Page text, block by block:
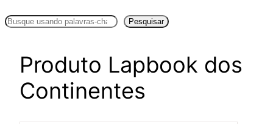
Pesquisar Pesquisar
Produto Lapbook dos
Continentes